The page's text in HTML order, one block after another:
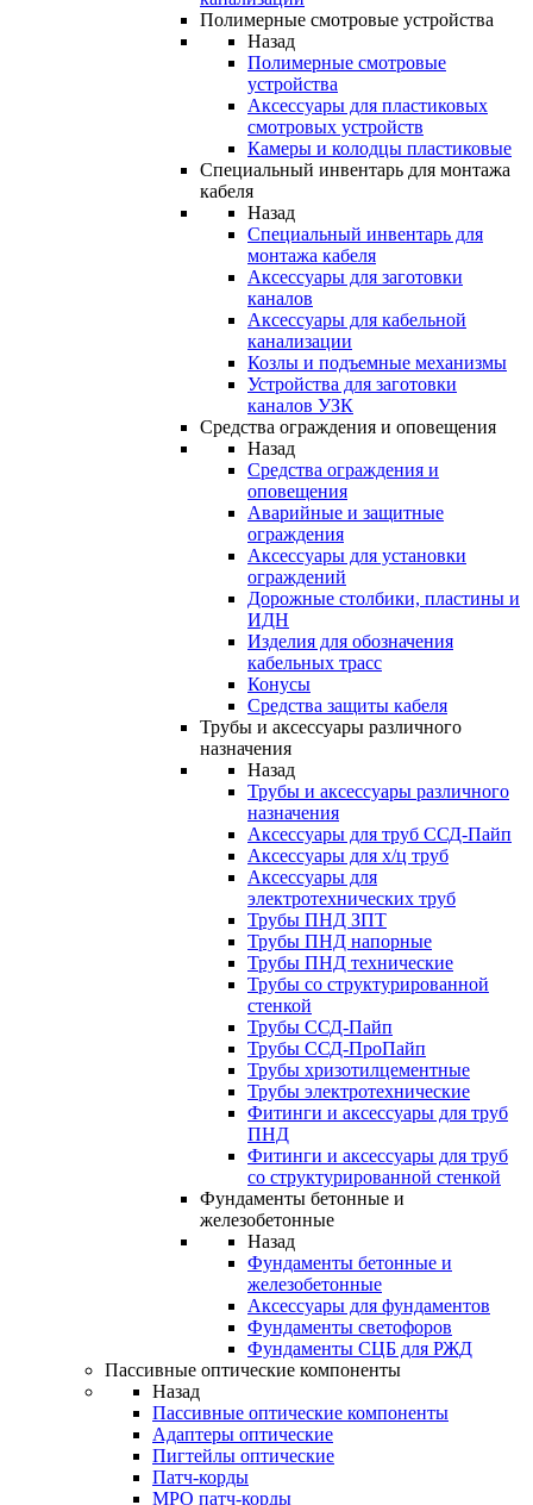
Полимерные смотровые устройства
Назад
Полимерные смотровые
устройства
Аксессуары для пластиковых
смотровых устройств
Камеры и колодцы пластиковые
Специальный инвентарь для монтажа
кабеля
Назад
Специальный инвентарь для
монтажа кабеля
Аксессуары для заготовки
каналов
Аксессуары для кабельной
канализации
Козлы и подъемные механизмы
Устройства для заготовки
каналов УЗК
Средства ограждения и оповещения
Назад
Средства ограждения и
оповещения
Аварийные и защитные
ограждения
Аксессуары для установки
ограждений
Дорожные столбики, пластины и
ИДН
Изделия для обозначения
кабельных трасс
Конусы
Средства защиты кабеля
Трубы и аксессуары различного
назначения
Назад
Трубы и аксессуары различного
назначения
Аксессуары для труб ССД-Пайп
Аксессуары для х/ц труб
Аксессуары для
электротехнических труб
Трубы ПНД ЗПТ
Трубы ПНД напорные
Трубы ПНД технические
Трубы со структурированной
стенкой
Трубы ССД-Пайп
Трубы ССД-ПроПайп
Трубы хризотилцементные
Трубы электротехнические
Фитинги и аксессуары для труб
ПНД
Фитинги и аксессуары для труб
со структурированной стенкой
Фундаменты бетонные и
железобетонные
Назад
Фундаменты бетонные и
железобетонные
Аксессуары для фундаментов
Фундаменты светофоров
Фундаменты СЦБ для РЖД
Пассивные оптические компоненты
Назад
Пассивные оптические компоненты
Адаптеры оптические
Пигтейлы оптические
Патч-корды
MPO патч-корды